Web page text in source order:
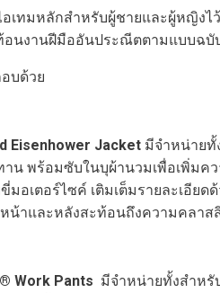
เทมหลักสำหรับผู้ชายและผู้หญิงไ
นงานฝีมืออันประณีตตามแบบฉบั
บด้วย
Eisenhower Jacket มีจำหน่ายทั้
พร้อมซับในบุผ้านวมเพื่อเพิ่มคว
เตอร์ไซค์ เติมเต็มรายละเอีย
น้าและหลังสะท้อนถึงความคลา
® Work Pants มีจำหน่ายทั้งสำหรั